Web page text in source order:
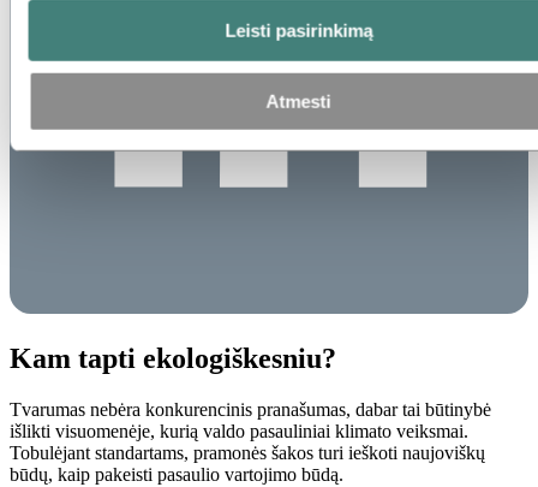
Leisti pasirinkimą
Atmesti
Kam tapti ekologiškesniu?
Tvarumas nebėra konkurencinis pranašumas, dabar tai būtinybė
išlikti visuomenėje, kurią valdo pasauliniai klimato veiksmai.
Tobulėjant standartams, pramonės šakos turi ieškoti naujoviškų
būdų, kaip pakeisti pasaulio vartojimo būdą.